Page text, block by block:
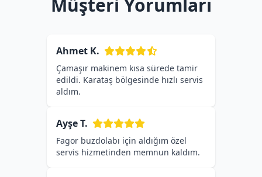
Müşteri Yorumları
Ahmet K.
Çamaşır makinem kısa sürede tamir
edildi. Karataş bölgesinde hızlı servis
aldım.
Ayşe T.
Fagor buzdolabı için aldığım özel
servis hizmetinden memnun kaldım.